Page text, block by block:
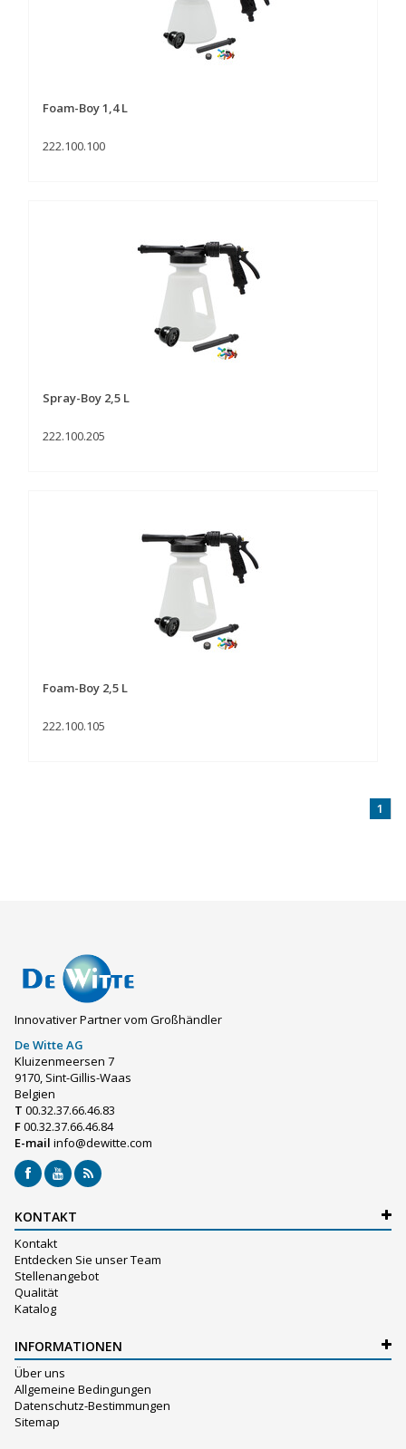
Foam-Boy 1,4 L
222.100.100
Spray-Boy 2,5 L
222.100.205
Foam-Boy 2,5 L
222.100.105
1
Innovativer Partner vom Großhändler
De Witte AG
Kluizenmeersen 7
9170, Sint-Gillis-Waas
Belgien
T 00.32.37.66.46.83
F00.32.37.66.46.84
E-mail info@dewitte.com
KONTAKT
Kontakt
Entdecken Sie unser Team
Stellenangebot
Qualität
Katalog
INFORMATIONEN
Über uns
Allgemeine Bedingungen
Datenschutz-Bestimmungen
Sitemap